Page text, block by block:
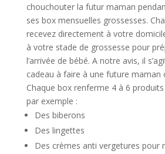
chouchouter la futur maman
ses box mensuelles grossesses.
recevez directement à votre
à votre stade de grossesse pour
l’arrivée de bébé. A notre avis, il
cadeau à faire à une future maman
Chaque box renferme 4 à 6
par exemple :
Des biberons
Des lingettes
Des crèmes anti vergetures pour